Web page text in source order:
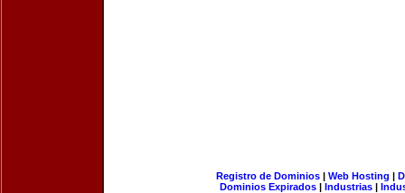
Registro de Dominios| Web Hosting |
Dominios Expirados | Industrias |